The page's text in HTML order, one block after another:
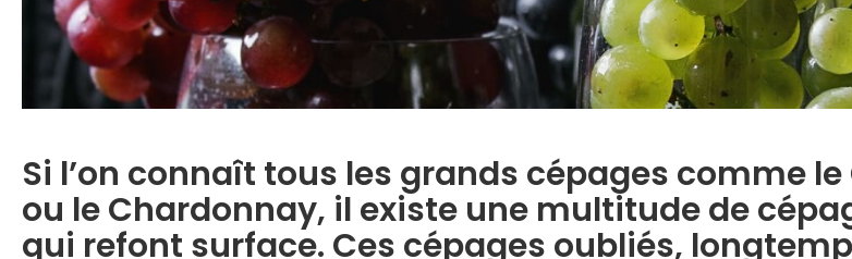
Si l’on connaît tous les grands cépages comme
ou le Chardonnay, il existe une multitude de
qui refont surface. Ces cépages oubliés,